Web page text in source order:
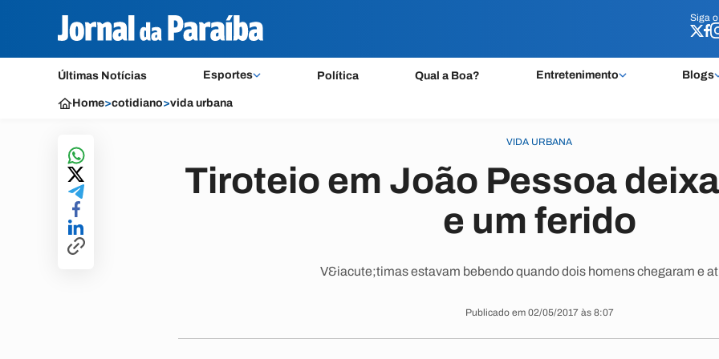
Siga o
Últimas Notícias Esportes Política Qual a Boa? Entretenimento Blogs
Siga o
Home>cotidiano>vida urbana
VIDA URBANA
Tiroteio em João Pessoa
e um ferido
V&iacute;timas estavam bebendo quando dois homens chegaram e
Publicado em 02/05/2017 às 8:07